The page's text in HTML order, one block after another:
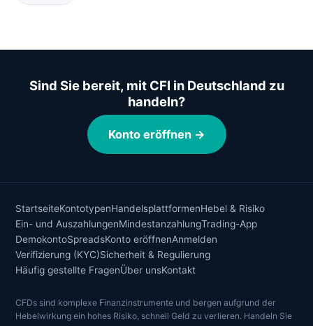
Sind Sie bereit, mit CFI in Deutschland zu
handeln?
Konto eröffnen →
StartseiteKontotypenHandelsplattformenHebel & Risiko
Ein- und AuszahlungenMindestanzahlungTrading-App
DemokontoSpreadsKonto eröffnenAnmelden
Verifizierung (KYC)Sicherheit & Regulierung
Häufig gestellte FragenÜber unsKontakt
CFDs sind komplexe Finanzinstrumente und bergen aufgrund der
Hebelwirkung ein hohes Risiko, schnell Geld zu verlieren. Handeln Sie